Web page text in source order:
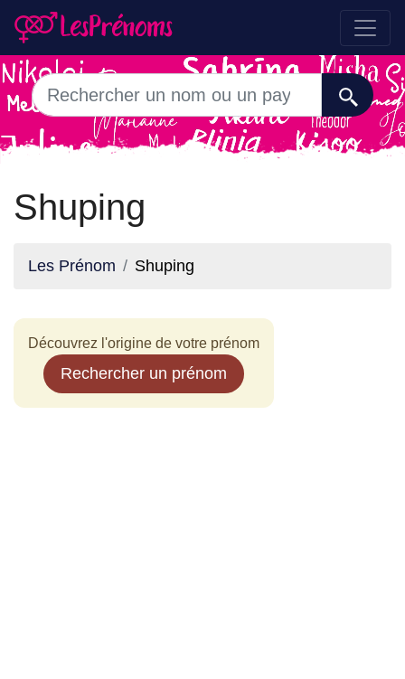
Shuping
Les Prénom Shuping
Découvrez l'origine de votre prénom
Rechercher un prénom